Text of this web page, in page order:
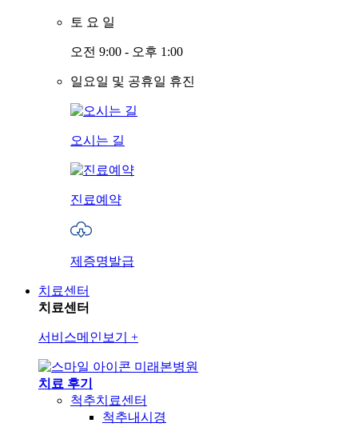
토 요 일
오전 9:00 - 오후 1:00
일요일 및 공휴일 휴진
오시는 길
진료예약
제증명발급
치료센터
치료센터
서비스메인보기 +
미래본병원
치료 후기
척추치료센터
척추내시경